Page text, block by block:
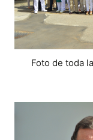
Foto de toda